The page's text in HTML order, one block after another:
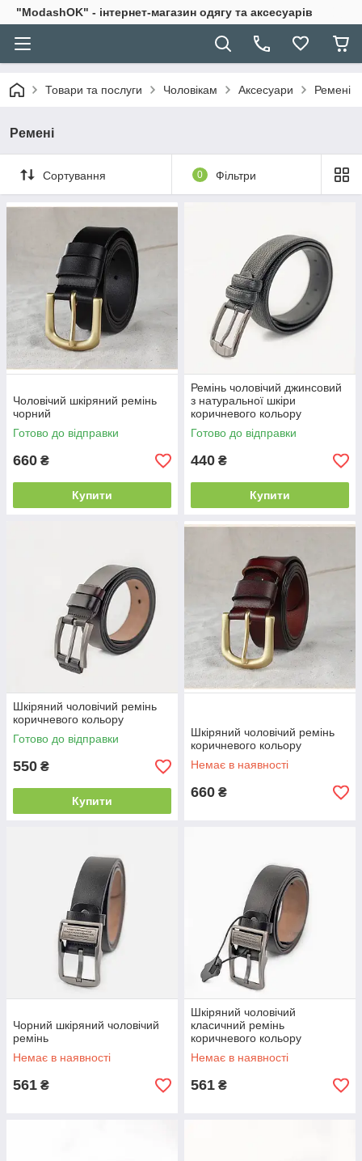
"ModashOK" - інтернет-магазин одягу та аксесуарів
Товари та послуги Чоловікам Аксесуари Ремені
Ремені
Сортування 0 Фільтри
Чоловічий шкіряний ремінь
чорний
Готово до відправки
660 ₴
Купити
Ремінь чоловічий джинсовий
з натуральної шкіри
коричневого кольору
Готово до відправки
440 ₴
Купити
Шкіряний чоловічий ремінь
коричневого кольору
Готово до відправки
550 ₴
Купити
Шкіряний чоловічий ремінь
коричневого кольору
Немає в наявності
660 ₴
Чорний шкіряний чоловічий
ремінь
Немає в наявності
561 ₴
Шкіряний чоловічий
класичний ремінь
коричневого кольору
Немає в наявності
561 ₴